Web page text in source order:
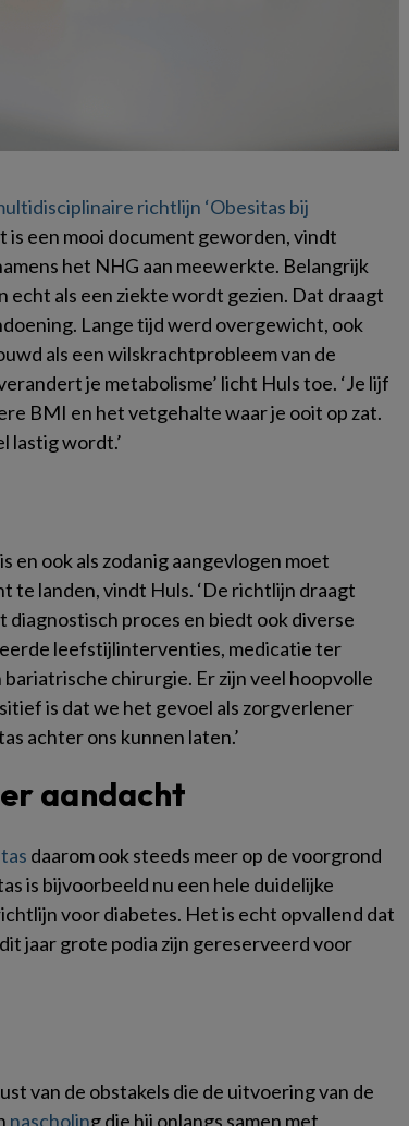
richtlijn ‘Obesitas bij
is een mooi document geworden, vindt
het NHG aan meewerkte. Belangrijk
echt als een ziekte wordt gezien. Dat draagt
Lange tijd werd overgewicht, ook
als een wilskrachtprobleem van de
je metabolisme’ licht Huls toe. ‘Je lijf
BMI en het vetgehalte waar je ooit op zat.
lastig wordt.’
en ook als zodanig aangevlogen moet
te landen, vindt Huls. ‘De richtlijn draagt
diagnostisch proces en biedt ook diverse
leefstijlinterventies, medicatie ter
chirurgie. Er zijn veel hoopvolle
is dat we het gevoel als zorgverlener
achter ons kunnen laten.’
aandacht
daarom ook steeds meer op de voorgrond
is bijvoorbeeld nu een hele duidelijke
voor diabetes. Het is echt opvallend dat
jaar grote podia zijn gereserveerd voor
van de obstakels die de uitvoering van de
nascholing die hij onlangs samen met